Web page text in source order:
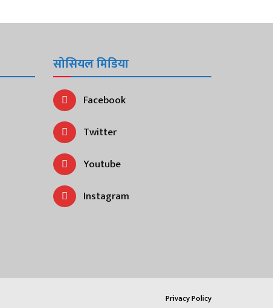
सोसियल मिडिया
Facebook
Twitter
Youtube
Instagram
Privacy Policy